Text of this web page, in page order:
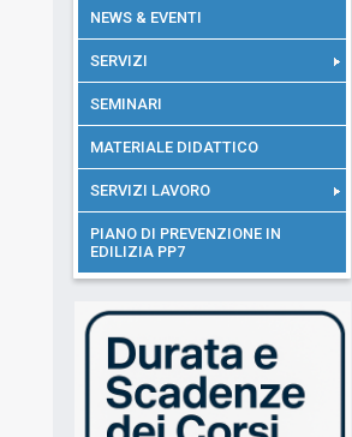
NEWS & EVENTI
SERVIZI
SEMINARI
MATERIALE DIDATTICO
SERVIZI LAVORO
PIANO DI PREVENZIONE IN
EDILIZIA PP7